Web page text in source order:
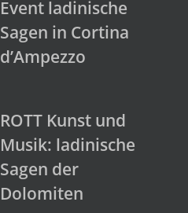
Event ladinische
Sagen in Cortina
d’Ampezzo
ROTT Kunst und
Musik: ladinische
Sagen der
Dolomiten